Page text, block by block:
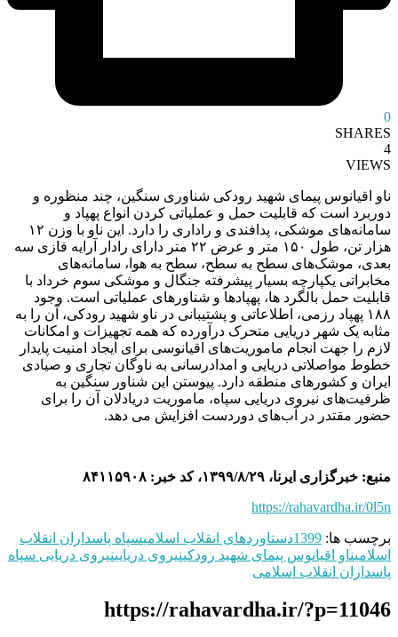
0
SHARES
4
VIEWS
ناو اقیانوس پیمای شهید رودکی شناوری سنگین، چند منظوره و
دوربرد است که قابلیت حمل و عملیاتی کردن انواع پهپاد و
سامانه‌های موشکی، پدافندی و راداری را دارد. این ناو با وزن ۱۲
هزار تن، طول ۱۵۰ متر و عرض ۲۲ متر دارای رادار آرایه فازی سه
بعدی، موشک‌های سطح به سطح، سطح به هوا، سامانه‌های
مخابراتی یکپارچه بسیار پیشرفته جنگال و موشکی سوم خرداد با
قابلیت حمل بالگرد ها، پهپاد‌ها و شناور‌های عملیاتی است. وجود
۱۸۸ پهپاد رزمی، اطلاعاتی و پشتیبانی در ناو شهید رودکی، آن را به
مثابه یک شهر دریایی متحرک درآورده که همه تجهیزات و امکانات
لازم را جهت انجام ماموریت‌های اقیانوسی برای ایجاد امنیت پایدار
خطوط مواصلاتی دریایی و امدادرسانی به ناوگان تجاری و صیادی
ایران و کشور‌های منطقه‌ دارد. پیوستن این شناور سنگین به
ظرفیت‌های نیروی دریایی سپاه، ماموریت دریادلان آن را برای
حضور مقتدر در آب‌های دوردست افزایش می دهد.
منبع: خبرگزاری ایرنا، ۱۳۹۹/۸/۲۹، کد خبر: ۸۴۱۱۵۹۰۸
https://rahavardha.ir/0l5n
برچسب ها: 1399دستاوردهای انقلاب اسلامیسپاه پاسداران انقلاب
اسلامیناو اقیانوس پیمای شهید رودکینیروی دریایینیروی دریایی سپاه
پاسداران انقلاب اسلامی
https://rahavardha.ir/?p=11046